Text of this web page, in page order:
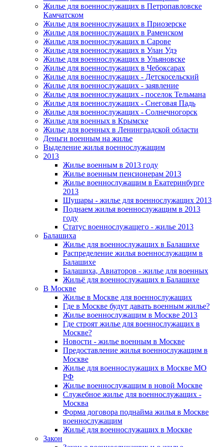
Жилье для военнослужащих в Петропавловске
Камчатском
Жилье для военнослужащих в Приозерске
Жилье для военнослужащих в Раменском
Жилье для военнослужащих в Сарове
Жилье для военнослужащих в Улан Удэ
Жилье для военнослужащих в Ульяновске
Жилье для военнослужащих в Чебоксарах
Жилье для военнослужащих - Детскосельский
Жилье для военнослужащих - заявление
Жилье для военнослужащих - поселок Тельмана
Жилье для военнослужащих - Снеговая Падь
Жилье для военнослужащих - Солнечногорск
Жилье для военных в Крымске
Жилье для военных в Ленинградской области
Деньги военным на жилье
Выделение жилья военнослужащим
2013
Жилье военным в 2013 году
Жилье военным пенсионерам 2013
Жилье военнослужащим в Екатеринбурге
2013
Шушары - жилье для военнослужащих 2013
Поднаем жилья военнослужащим в 2013
году
Статус военнослужащего - жилье 2013
Балашиха
Жилье для военнослужащих в Балашихе
Распределение жилья военнослужащим в
Балашихе
Балашиха, Авиаторов - жилье для военных
Жильё для военнослужащих в Балашихе
В Москве
Жилье в Москве для военнослужащих
Где в Москве будут давать военным жилье?
Жилье военнослужащим в Москве 2013
Где строят жилье для военнослужащих в
Москве?
Новости - жилье военным в Москве
Предоставление жилья военнослужащим в
Москве
Жилье для военнослужащих в Москве МО
РФ
Жилье военнослужащим в новой Москве
Служебное жилье для военнослужащих -
Москва
Форма договора поднайма жилья в Москве
военнослужащим
Жильё для военнослужащих в Москве
Закон